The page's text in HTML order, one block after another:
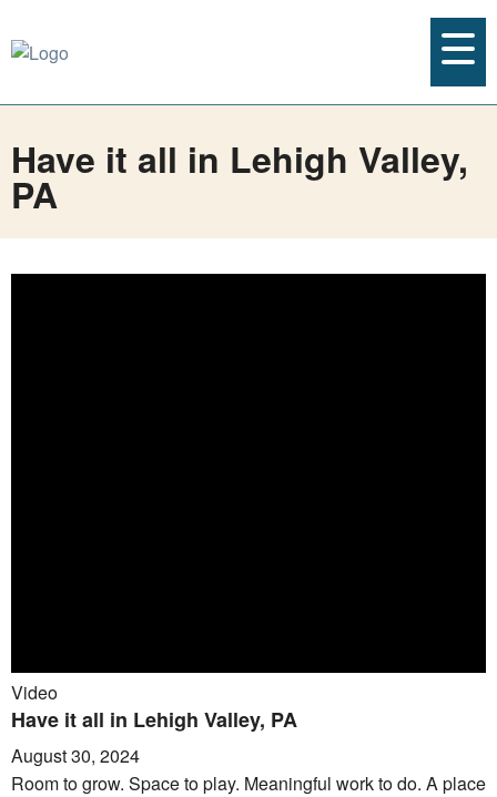
Have it all in Lehigh Valley,
PA
Video
Have it all in Lehigh Valley, PA
August 30, 2024
Room to grow. Space to play. Meaningful work to do. A place